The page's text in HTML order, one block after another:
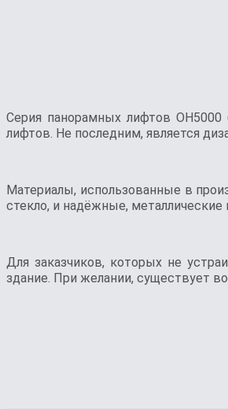
Серия панорамных лифтов OH5000
лифтов. Не последним, является
Материалы, использованные в
стекло, и надёжные,
Для заказчиков, которых не
здание. При желании, существует